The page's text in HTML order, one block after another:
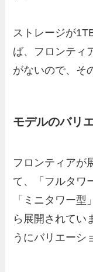
ストレージが
ば、フロンティ
がないので、そ
モデルのバリ
フロンティアが
て、「フルタワ
「ミニタワー
ら展開されてい
うにバリエーシ